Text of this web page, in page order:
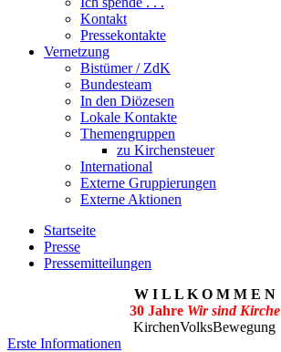
Kontakt
Pressekontakte
Vernetzung
Bistümer / ZdK
Bundesteam
In den Diözesen
Lokale Kontakte
Themengruppen
zu Kirchensteuer
International
Externe Gruppierungen
Externe Aktionen
Startseite
Presse
Pressemitteilungen
W I L L K O M M E N
30 Jahre Wir sind Kirche
KirchenVolksBewegung
Erste Informationen